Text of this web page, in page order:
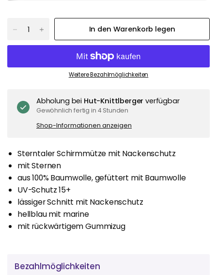
In den Warenkorb legen
Weitere Bezahlmöglichkeiten
Abholung bei Hut-Knittlberger verfügbar
Gewöhnlich fertig in 4 Stunden
Shop-Informationen anzeigen
Sterntaler Schirmmütze mit Nackenschutz
mit Sternen
aus 100% Baumwolle, gefüttert mit Baumwolle
UV-Schutz 15+
lässiger Schnitt mit Nackenschutz
hellblau mit marine
mit rückwärtigem Gummizug
Bezahlmöglichkeiten